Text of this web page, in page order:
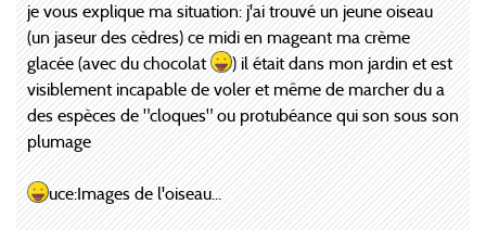
je vous explique ma situation: j'ai trouvé un jeune oiseau
(un jaseur des cèdres) ce midi en mageant ma crème
glacée (avec du chocolat
) il était dans mon jardin et est
visiblement incapable de voler et même de marcher du a
des espèces de "cloques" ou protubéance qui son sous son
plumage
uce:Images de l'oiseau...